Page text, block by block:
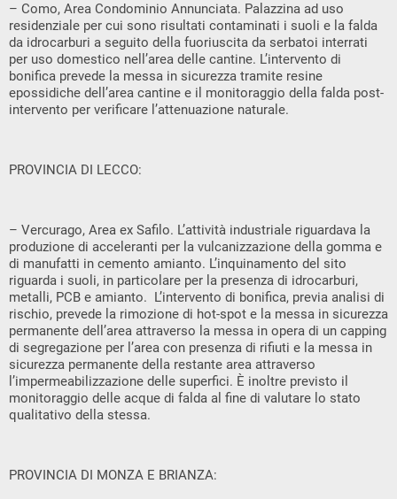
– Como, Area Condominio Annunciata. Palazzina ad uso
residenziale per cui sono risultati contaminati i suoli e la falda
da idrocarburi a seguito della fuoriuscita da serbatoi interrati
per uso domestico nell’area delle cantine. L’intervento di
bonifica prevede la messa in sicurezza tramite resine
epossidiche dell’area cantine e il monitoraggio della falda post-
intervento per verificare l’attenuazione naturale.
PROVINCIA DI LECCO:
– Vercurago, Area ex Safilo. L’attività industriale riguardava la
produzione di acceleranti per la vulcanizzazione della gomma e
di manufatti in cemento amianto. L’inquinamento del sito
riguarda i suoli, in particolare per la presenza di idrocarburi,
metalli, PCB e amianto. L’intervento di bonifica, previa analisi di
rischio, prevede la rimozione di hot-spot e la messa in sicurezza
permanente dell’area attraverso la messa in opera di un capping
di segregazione per l’area con presenza di rifiuti e la messa in
sicurezza permanente della restante area attraverso
l’impermeabilizzazione delle superfici. È inoltre previsto il
monitoraggio delle acque di falda al fine di valutare lo stato
qualitativo della stessa.
PROVINCIA DI MONZA E BRIANZA: